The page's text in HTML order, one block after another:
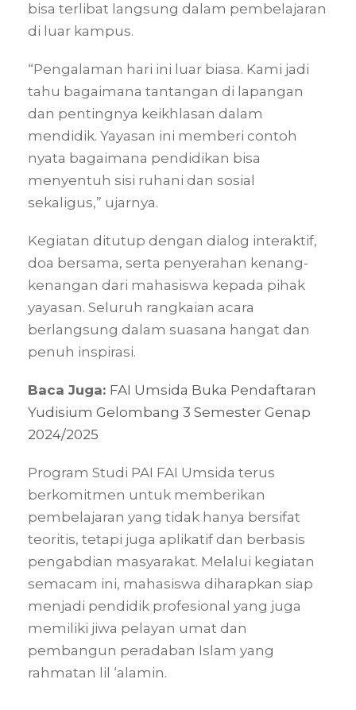
bisa terlibat langsung dalam pembelajaran
di luar kampus.
“Pengalaman hari ini luar biasa. Kami jadi
tahu bagaimana tantangan di lapangan
dan pentingnya keikhlasan dalam
mendidik. Yayasan ini memberi contoh
nyata bagaimana pendidikan bisa
menyentuh sisi ruhani dan sosial
sekaligus,” ujarnya.
Kegiatan ditutup dengan dialog interaktif,
doa bersama, serta penyerahan kenang-
kenangan dari mahasiswa kepada pihak
yayasan. Seluruh rangkaian acara
berlangsung dalam suasana hangat dan
penuh inspirasi.
Baca Juga: FAI Umsida Buka Pendaftaran
Yudisium Gelombang 3 Semester Genap
2024/2025
Program Studi PAI FAI Umsida terus
berkomitmen untuk memberikan
pembelajaran yang tidak hanya bersifat
teoritis, tetapi juga aplikatif dan berbasis
pengabdian masyarakat. Melalui kegiatan
semacam ini, mahasiswa diharapkan siap
menjadi pendidik profesional yang juga
memiliki jiwa pelayan umat dan
pembangun peradaban Islam yang
rahmatan lil ‘alamin.